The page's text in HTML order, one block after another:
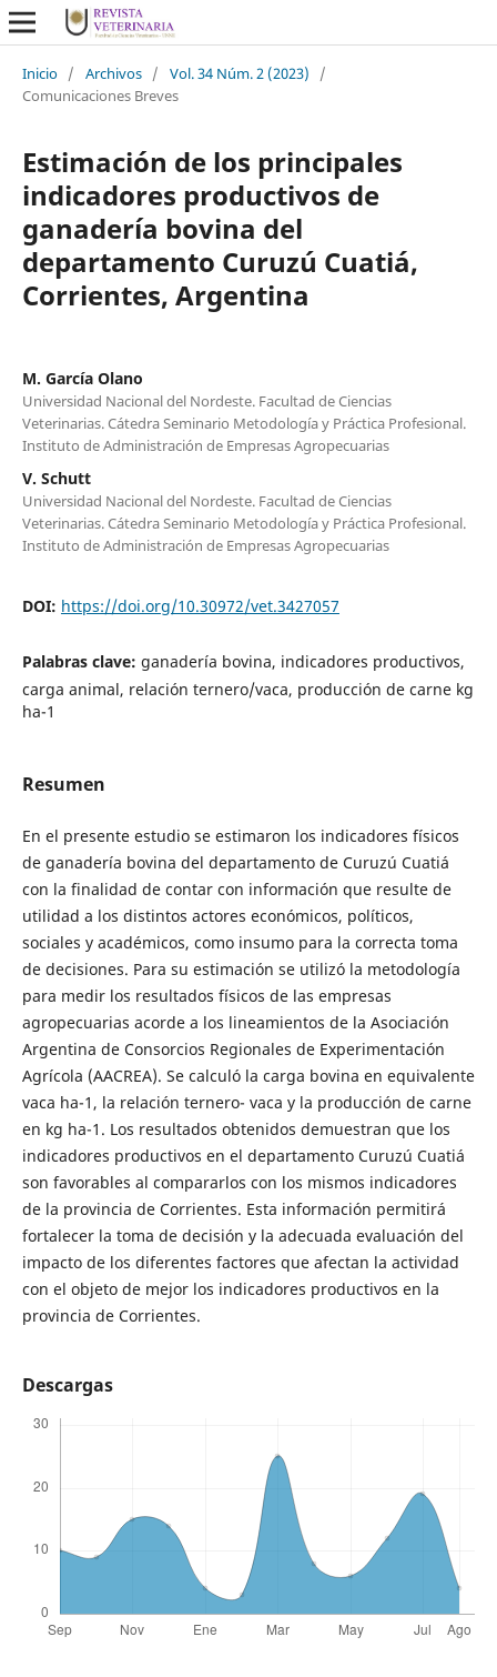
Inicio / Archivos / Vol. 34 Núm. 2 (2023)
/
Comunicaciones Breves
Estimación de los principales
indicadores productivos de
ganadería bovina del
departamento Curuzú Cuatiá,
Corrientes, Argentina
M. García Olano
Universidad Nacional del Nordeste. Facultad de Ciencias
Veterinarias. Cátedra Seminario Metodología y Práctica Profesional.
Instituto de Administración de Empresas Agropecuarias
V. Schutt
Universidad Nacional del Nordeste. Facultad de Ciencias
Veterinarias. Cátedra Seminario Metodología y Práctica Profesional.
Instituto de Administración de Empresas Agropecuarias
DOI: https://doi.org/10.30972/vet.3427057
Palabras clave: ganadería bovina, indicadores productivos,
carga animal, relación ternero/vaca, producción de carne kg
ha-1
Resumen
En el presente estudio se estimaron los indicadores físicos
de ganadería bovina del departamento de Curuzú Cuatiá
con la finalidad de contar con información que resulte de
utilidad a los distintos actores económicos, políticos,
sociales y académicos, como insumo para la correcta toma
de decisiones. Para su estimación se utilizó la metodología
para medir los resultados físicos de las empresas
agropecuarias acorde a los lineamientos de la Asociación
Argentina de Consorcios Regionales de Experimentación
Agrícola (AACREA). Se calculó la carga bovina en equivalente
vaca ha-1, la relación ternero- vaca y la producción de carne
en kg ha-1. Los resultados obtenidos demuestran que los
indicadores productivos en el departamento Curuzú Cuatiá
son favorables al compararlos con los mismos indicadores
de la provincia de Corrientes. Esta información permitirá
fortalecer la toma de decisión y la adecuada evaluación del
impacto de los diferentes factores que afectan la actividad
con el objeto de mejor los indicadores productivos en la
provincia de Corrientes.
Descargas